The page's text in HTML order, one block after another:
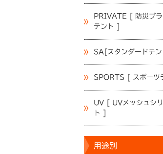
PRIVATE [ 防災プラ
テント ]
SA[スタンダードテン
SPORTS [ スポーツ
UV [ UVメッシュシ
ト ]
用途別